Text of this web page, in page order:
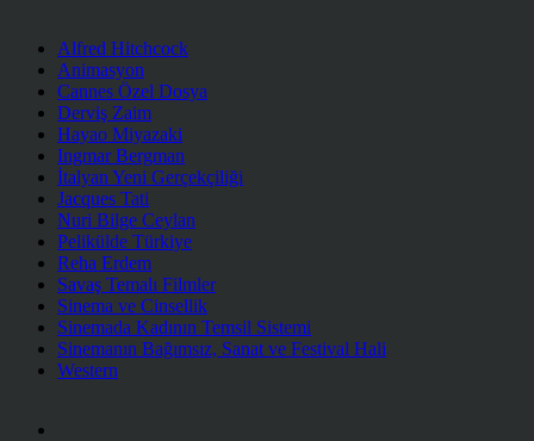
Alfred Hitchcock
Animasyon
Cannes Özel Dosya
Derviş Zaim
Hayao Miyazaki
Ingmar Bergman
İtalyan Yeni Gerçekçiliği
Jacques Tati
Nuri Bilge Ceylan
Pelikülde Türkiye
Reha Erdem
Savaş Temalı Filmler
Sinema ve Cinsellik
Sinemada Kadının Temsil Sistemi
Sinemanın Bağımsız, Sanat ve Festival Hali
Western